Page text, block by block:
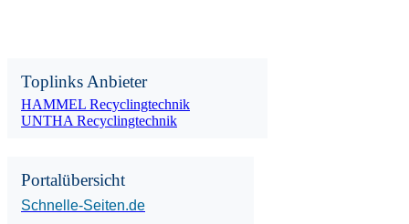
Toplinks Anbieter
HAMMEL Recyclingtechnik
UNTHA Recyclingtechnik
Portalübersicht
Schnelle-Seiten.de